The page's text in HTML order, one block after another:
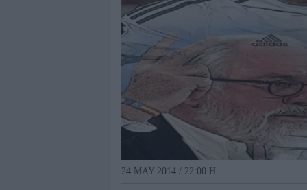
24 MAY 2014 / 22:00 H.